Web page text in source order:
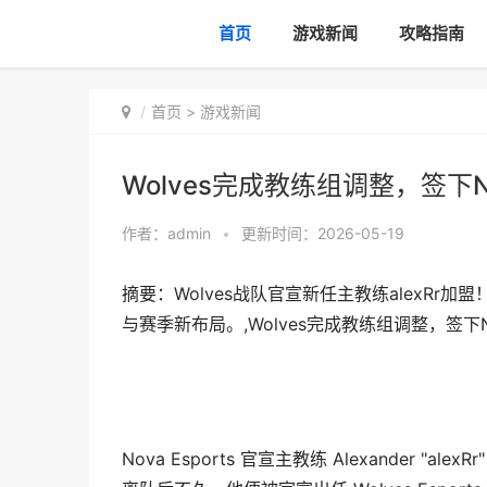
首页 游戏新闻 攻略指南
首页 > 游戏新闻
Wolves完成教练组调整，签
作者： admin • 更新时间：2026-05-19
摘要：Wolves战队官宣新任主教练alexRr加盟
与赛季新布局。,Wolves完成教练组调整，签
Nova Esports 官宣主教练 Alexander